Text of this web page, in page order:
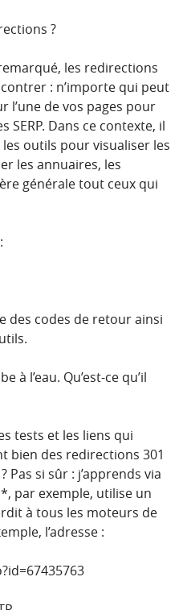
?
les redirections
: n’importe qui peut
l’une de vos pages pour
Dans ce contexte, il
outils pour visualiser les
les annuaires, les
générale tout ceux qui
des codes de retour ainsi
à l’eau. Qu’est-ce qu’il
tests et les liens qui
bien des redirections 301
Pas si sûr : j’apprends via
par exemple, utilise un
à tous les moteurs de
l’adresse :